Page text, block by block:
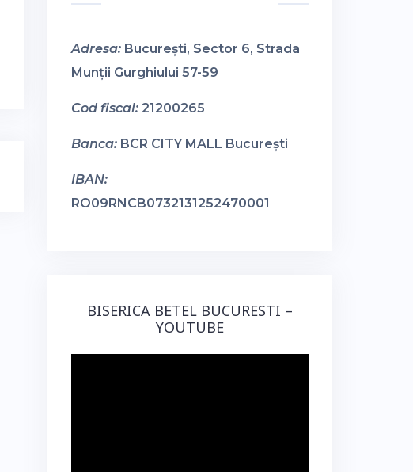
Adresa: București, Sector 6, Strada
Munții Gurghiului 57-59
Cod fiscal: 21200265
Banca: BCR CITY MALL București
IBAN:
RO09RNCB0732131252470001
BISERICA BETEL BUCURESTI –
YOUTUBE